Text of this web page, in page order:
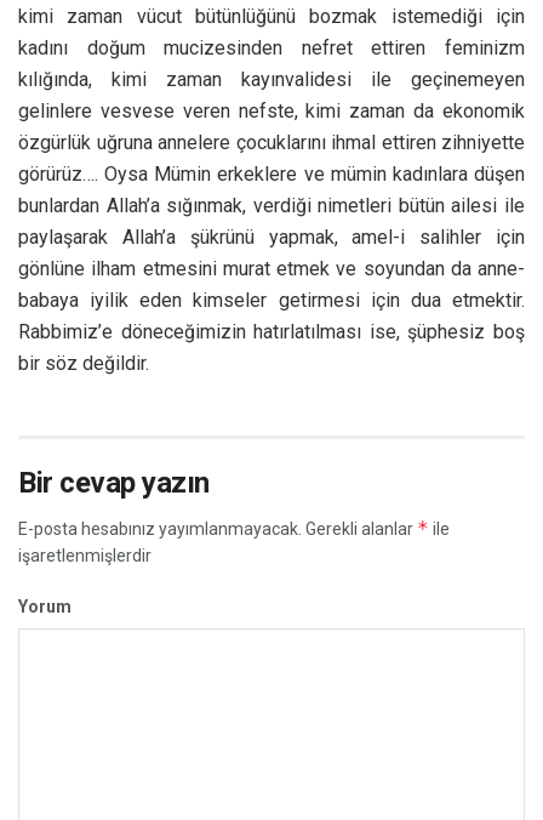
kimi zaman vücut bütünlüğünü bozmak istemediği için
kadını doğum mucizesinden nefret ettiren feminizm
kılığında, kimi zaman kayınvalidesi ile geçinemeyen
gelinlere vesvese veren nefste, kimi zaman da ekonomik
özgürlük uğruna annelere çocuklarını ihmal ettiren zihniyette
görürüz…. Oysa Mümin erkeklere ve mümin kadınlara düşen
bunlardan Allah’a sığınmak, verdiği nimetleri bütün ailesi ile
paylaşarak Allah’a şükrünü yapmak, amel-i salihler için
gönlüne ilham etmesini murat etmek ve soyundan da anne-
babaya iyilik eden kimseler getirmesi için dua etmektir.
Rabbimiz’e döneceğimizin hatırlatılması ise, şüphesiz boş
bir söz değildir.
Bir cevap yazın
E-posta hesabınız yayımlanmayacak. Gerekli alanlar * ile
işaretlenmişlerdir
Yorum